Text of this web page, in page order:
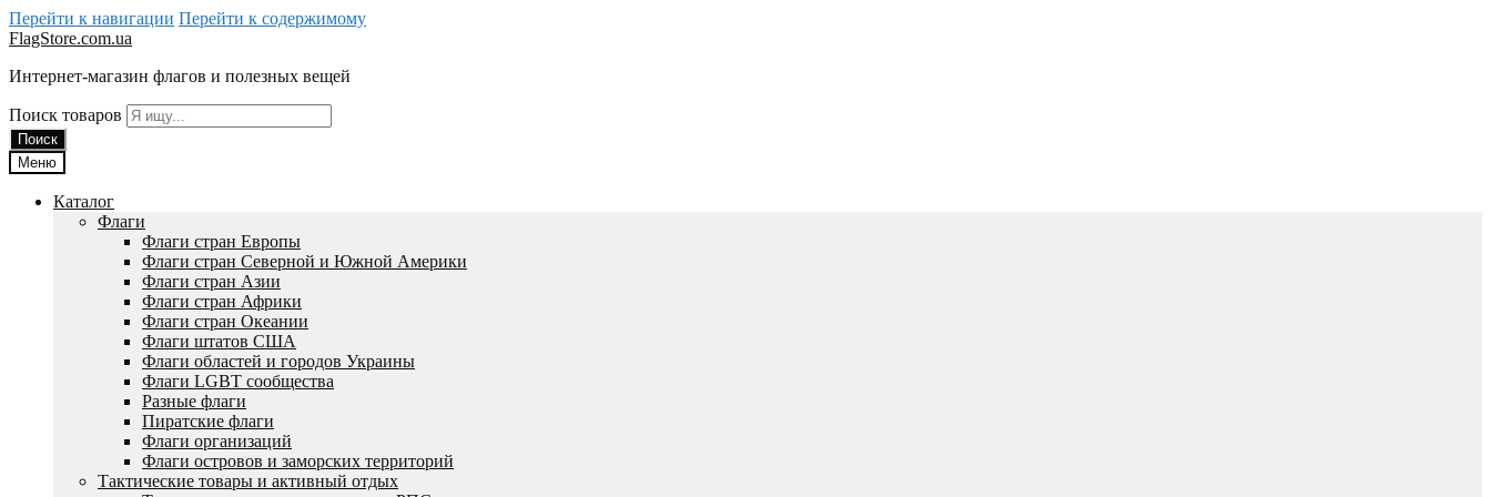
Перейти к навигации Перейти к содержимому
FlagStore.com.ua
Интернет-магазин флагов и полезных вещей
Поиск товаров
Поиск
Меню
Каталог
Флаги
Флаги стран Европы
Флаги стран Северной и Южной Америки
Флаги стран Азии
Флаги стран Африки
Флаги стран Океании
Флаги штатов США
Флаги областей и городов Украины
Флаги LGBT сообщества
Разные флаги
Пиратские флаги
Флаги организаций
Флаги островов и заморских территорий
Тактические товары и активный отдых